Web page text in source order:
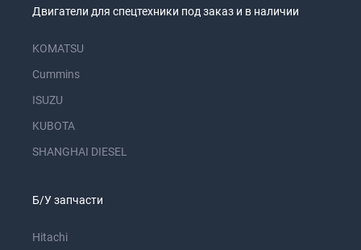
Двигатели для спецтехники под заказ и в наличии
KOMATSU
Cummins
ISUZU
KUBOTA
SHANGHAI DIESEL
Б/У запчасти
Hitachi